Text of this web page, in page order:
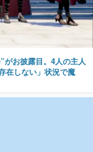
がお披露目。4人の主人
在しない」状況で魔